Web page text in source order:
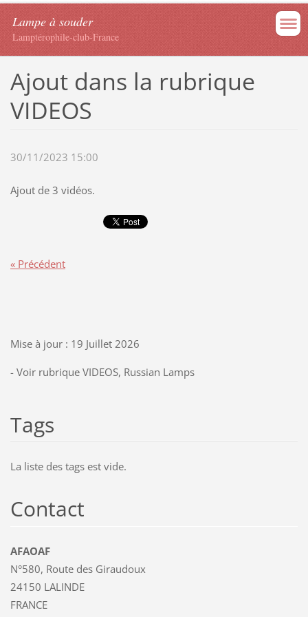
Lampe à souder
Lamptérophile-club-France
Ajout dans la rubrique
VIDEOS
30/11/2023 15:00
Ajout de 3 vidéos.
« Précédent
Mise à jour : 19 Juillet 2026
- Voir rubrique VIDEOS, Russian Lamps
Tags
La liste des tags est vide.
Contact
AFAOAF
N°580, Route des Giraudoux
24150 LALINDE
FRANCE